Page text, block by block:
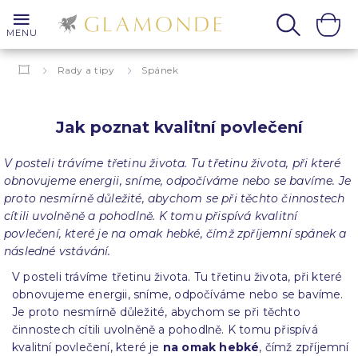
MENU
Rady a tipy Spánek
Jak poznat kvalitní povlečení
V posteli trávíme třetinu života. Tu třetinu života, při které
obnovujeme energii, sníme, odpočíváme nebo se bavíme. Je
proto nesmírně důležité, abychom se při těchto činnostech
cítili uvolněně a pohodlně. K tomu přispívá kvalitní
povlečení, které je na omak hebké, čímž zpříjemní spánek a
následné vstávání.
V posteli trávíme třetinu života. Tu třetinu života, při které
obnovujeme energii, sníme, odpočíváme nebo se bavíme.
Je proto nesmírně důležité, abychom se při těchto
činnostech cítili uvolněně a pohodlně. K tomu přispívá
kvalitní povlečení, které je na omak hebké, čímž zpříjemní